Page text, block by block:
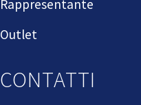
Rappresentante
Outlet
CONTATTI